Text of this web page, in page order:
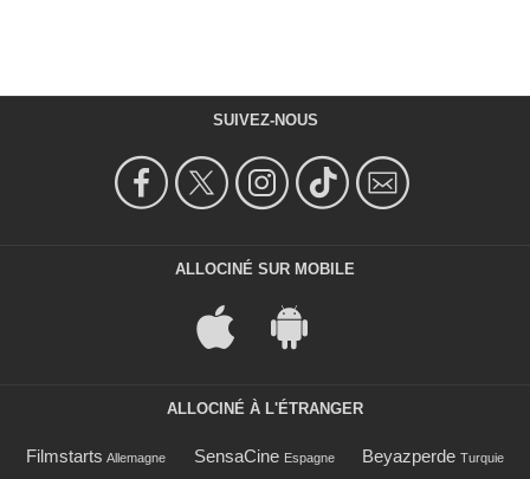
SUIVEZ-NOUS
ALLOCINÉ SUR MOBILE
ALLOCINÉ À L'ÉTRANGER
Filmstarts Allemagne SensaCine Espagne Beyazperde Turquie